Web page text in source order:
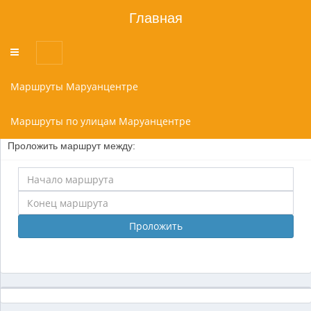
Главная
Переключатель
меню
Маршруты Маруанцентре
Маршруты по улицам Маруанцентре
Проложить маршрут между:
Проложить